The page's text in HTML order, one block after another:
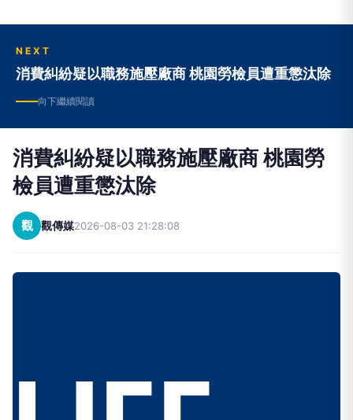
NEXT
消費糾紛疑以職務施壓廠商 桃園勞檢員遭重懲汰除
向下繼續閱讀
消費糾紛疑以職務施壓廠商 桃園勞
檢員遭重懲汰除
觀 觀傳媒2026-08-03 21:28:08